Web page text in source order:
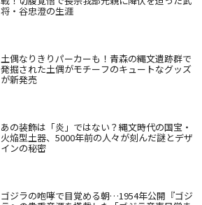
将・谷忠澄の生涯
土偶なりきりパーカーも！青森の縄文遺跡群で
発掘された土偶がモチーフのキュートなグッズ
が新発売
あの装飾は「炎」ではない？縄文時代の国宝・
火焔型土器、5000年前の人々が刻んだ謎とデザ
インの秘密
ゴジラの咆哮で目覚める朝…1954年公開『ゴジ